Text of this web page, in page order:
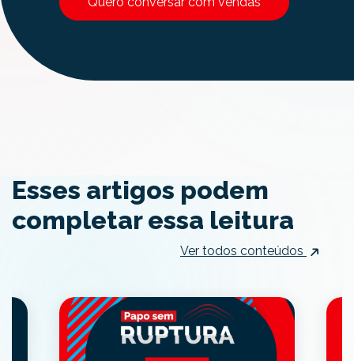
Esses artigos podem
completar essa leitura
Ver todos conteúdos